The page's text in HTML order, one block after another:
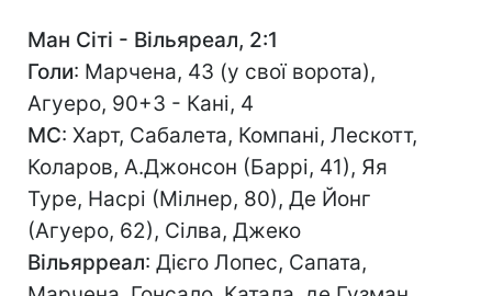
Ман Сіті - Вільяреал, 2:1
Голи: Марчена, 43 (у свої ворота),
Агуеро, 90+3 - Кані, 4
МС: Харт, Сабалета, Компані, Лескотт,
Коларов, А.Джонсон (Баррі, 41), Яя
Туре, Насрі (Мілнер, 80), Де Йонг
(Агуеро, 62), Сілва, Джеко
Вільярреал: Дієго Лопес, Сапата,